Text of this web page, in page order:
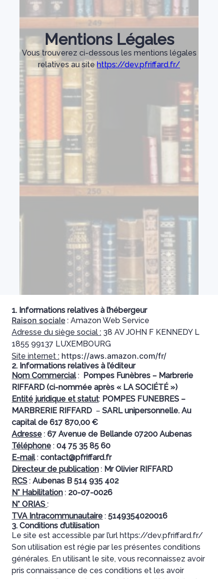
Mentions Légales
Vous trouverez ci-dessous les mentions légales
relatives au site https://dev.pfriffard.fr/
1. Informations relatives à l’hébergeur
Raison sociale : Amazon Web Service
Adresse du siège social : 38 AV JOHN F KENNEDY L
1855 99137 LUXEMBOURG
Site internet : https://aws.amazon.com/fr/
2. Informations relatives à l’éditeur
Nom Commercial : Pompes Funèbres – Marbrerie
RIFFARD (ci-nommée après « LA SOCIÉTÉ »)
Entité juridique et statut: POMPES FUNEBRES –
MARBRERIE RIFFARD – SARL unipersonnelle. Au
capital de 617 870,00 €
Adresse : 67 Avenue de Bellande 07200 Aubenas
Téléphone : 04 75 35 85 60
E-mail: contact@pfriffard.fr
Directeur de publication : Mr Olivier RIFFARD
RCS : Aubenas B 514 935 402
N° Habilitation : 20-07-0026
N° ORIAS :
TVA Intracommunautaire : 5149354020016
3. Conditions d’utilisation
Le site est accessible par l’url https://dev.pfriffard.fr/
Son utilisation est régie par les présentes conditions
générales. En utilisant le site, vous reconnaissez avoir
pris connaissance de ces conditions et les avoir